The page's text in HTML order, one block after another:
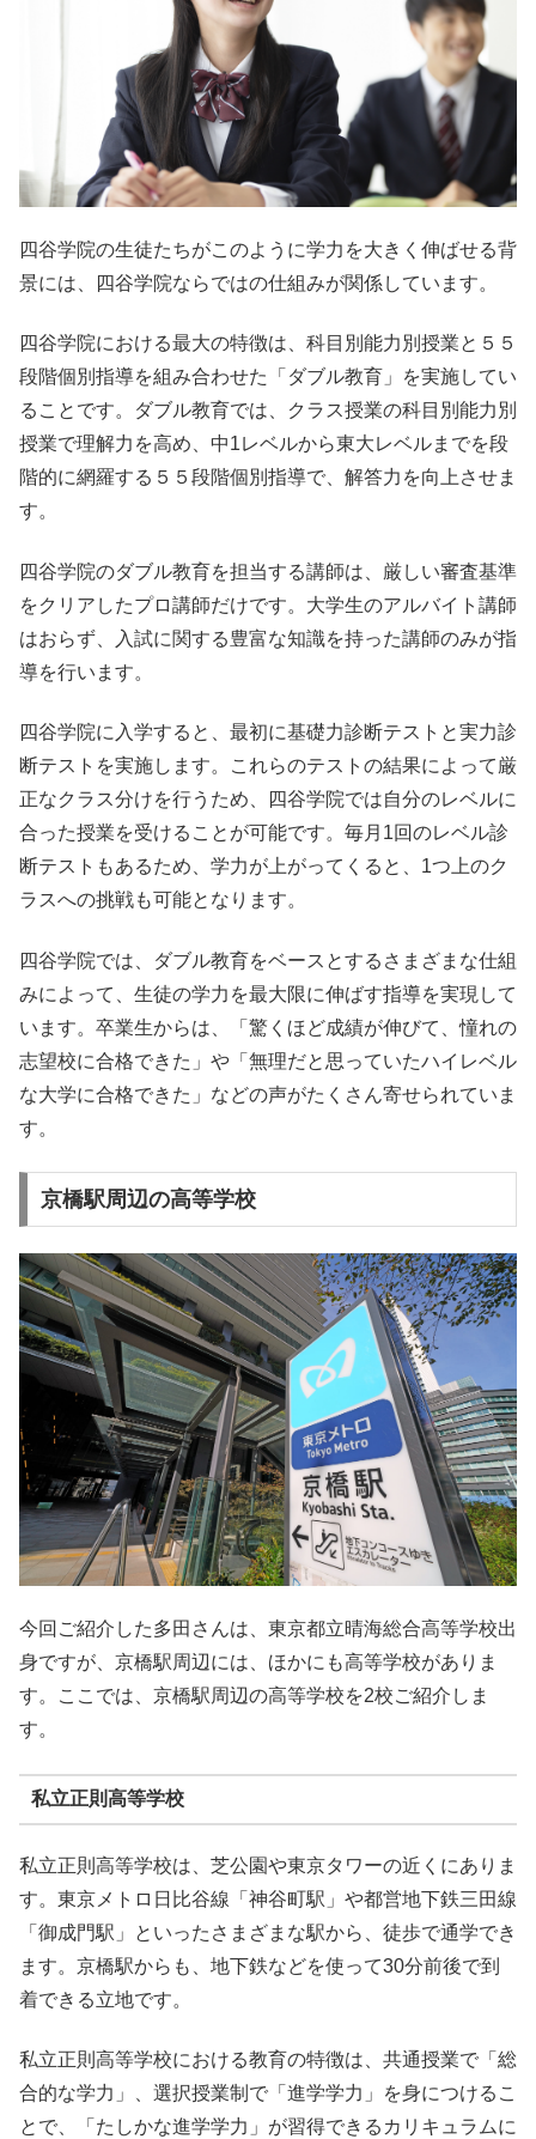
四谷学院の生徒たちがこのように学力を大きく伸ばせる背
景には、四谷学院ならではの仕組みが関係しています。
四谷学院における最大の特徴は、科目別能力別授業と５５
段階個別指導を組み合わせた「ダブル教育」を実施してい
ることです。ダブル教育では、クラス授業の科目別能力別
授業で理解力を高め、中1レベルから東大レベルまでを段
階的に網羅する５５段階個別指導で、解答力を向上させま
す。
四谷学院のダブル教育を担当する講師は、厳しい審査基準
をクリアしたプロ講師だけです。大学生のアルバイト講師
はおらず、入試に関する豊富な知識を持った講師のみが指
導を行います。
四谷学院に入学すると、最初に基礎力診断テストと実力診
断テストを実施します。これらのテストの結果によって厳
正なクラス分けを行うため、四谷学院では自分のレベルに
合った授業を受けることが可能です。毎月1回のレベル診
断テストもあるため、学力が上がってくると、1つ上のク
ラスへの挑戦も可能となります。
四谷学院では、ダブル教育をベースとするさまざまな仕組
みによって、生徒の学力を最大限に伸ばす指導を実現して
います。卒業生からは、「驚くほど成績が伸びて、憧れの
志望校に合格できた」や「無理だと思っていたハイレベル
な大学に合格できた」などの声がたくさん寄せられていま
す。
京橋駅周辺の高等学校
今回ご紹介した多田さんは、東京都立晴海総合高等学校出
身ですが、京橋駅周辺には、ほかにも高等学校がありま
す。ここでは、京橋駅周辺の高等学校を2校ご紹介しま
す。
私立正則高等学校
私立正則高等学校は、芝公園や東京タワーの近くにありま
す。東京メトロ日比谷線「神谷町駅」や都営地下鉄三田線
「御成門駅」といったさまざまな駅から、徒歩で通学でき
ます。京橋駅からも、地下鉄などを使って30分前後で到
着できる立地です。
私立正則高等学校における教育の特徴は、共通授業で「総
合的な学力」、選択授業制で「進学学力」を身につけるこ
とで、「たしかな進学学力」が習得できるカリキュラムに